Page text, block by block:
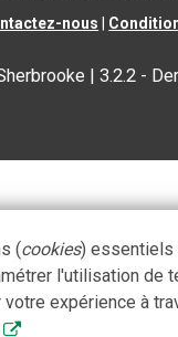
nous
|3.2.2 -
(cookies) essentiels
l'utilisation de
expérience à